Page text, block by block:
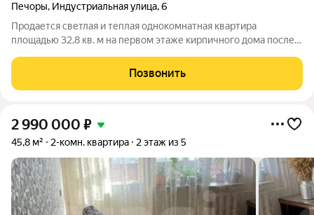
Печоры, Индустриальная улица,6
Продается светлая и теплая однокомнатная квартира
площадью 32,8 кв. м на первом этаже кирпичного дома после
просторная кухня, раздельный санузел с исправной
сантехникой, деревянные окна в
Позвонить
2 990 000 ₽
45,8 м² 2-комн. квартира 2 этаж из 5